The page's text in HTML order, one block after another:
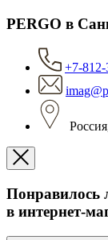
PERGO в
+7-
Понравилось
в интернет-